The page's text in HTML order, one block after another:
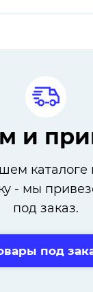
и
каталоге
- мы
под заказ.
под